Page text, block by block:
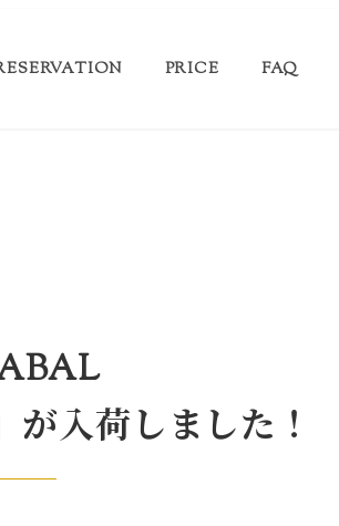
PRICE FAQ
が入荷しました！